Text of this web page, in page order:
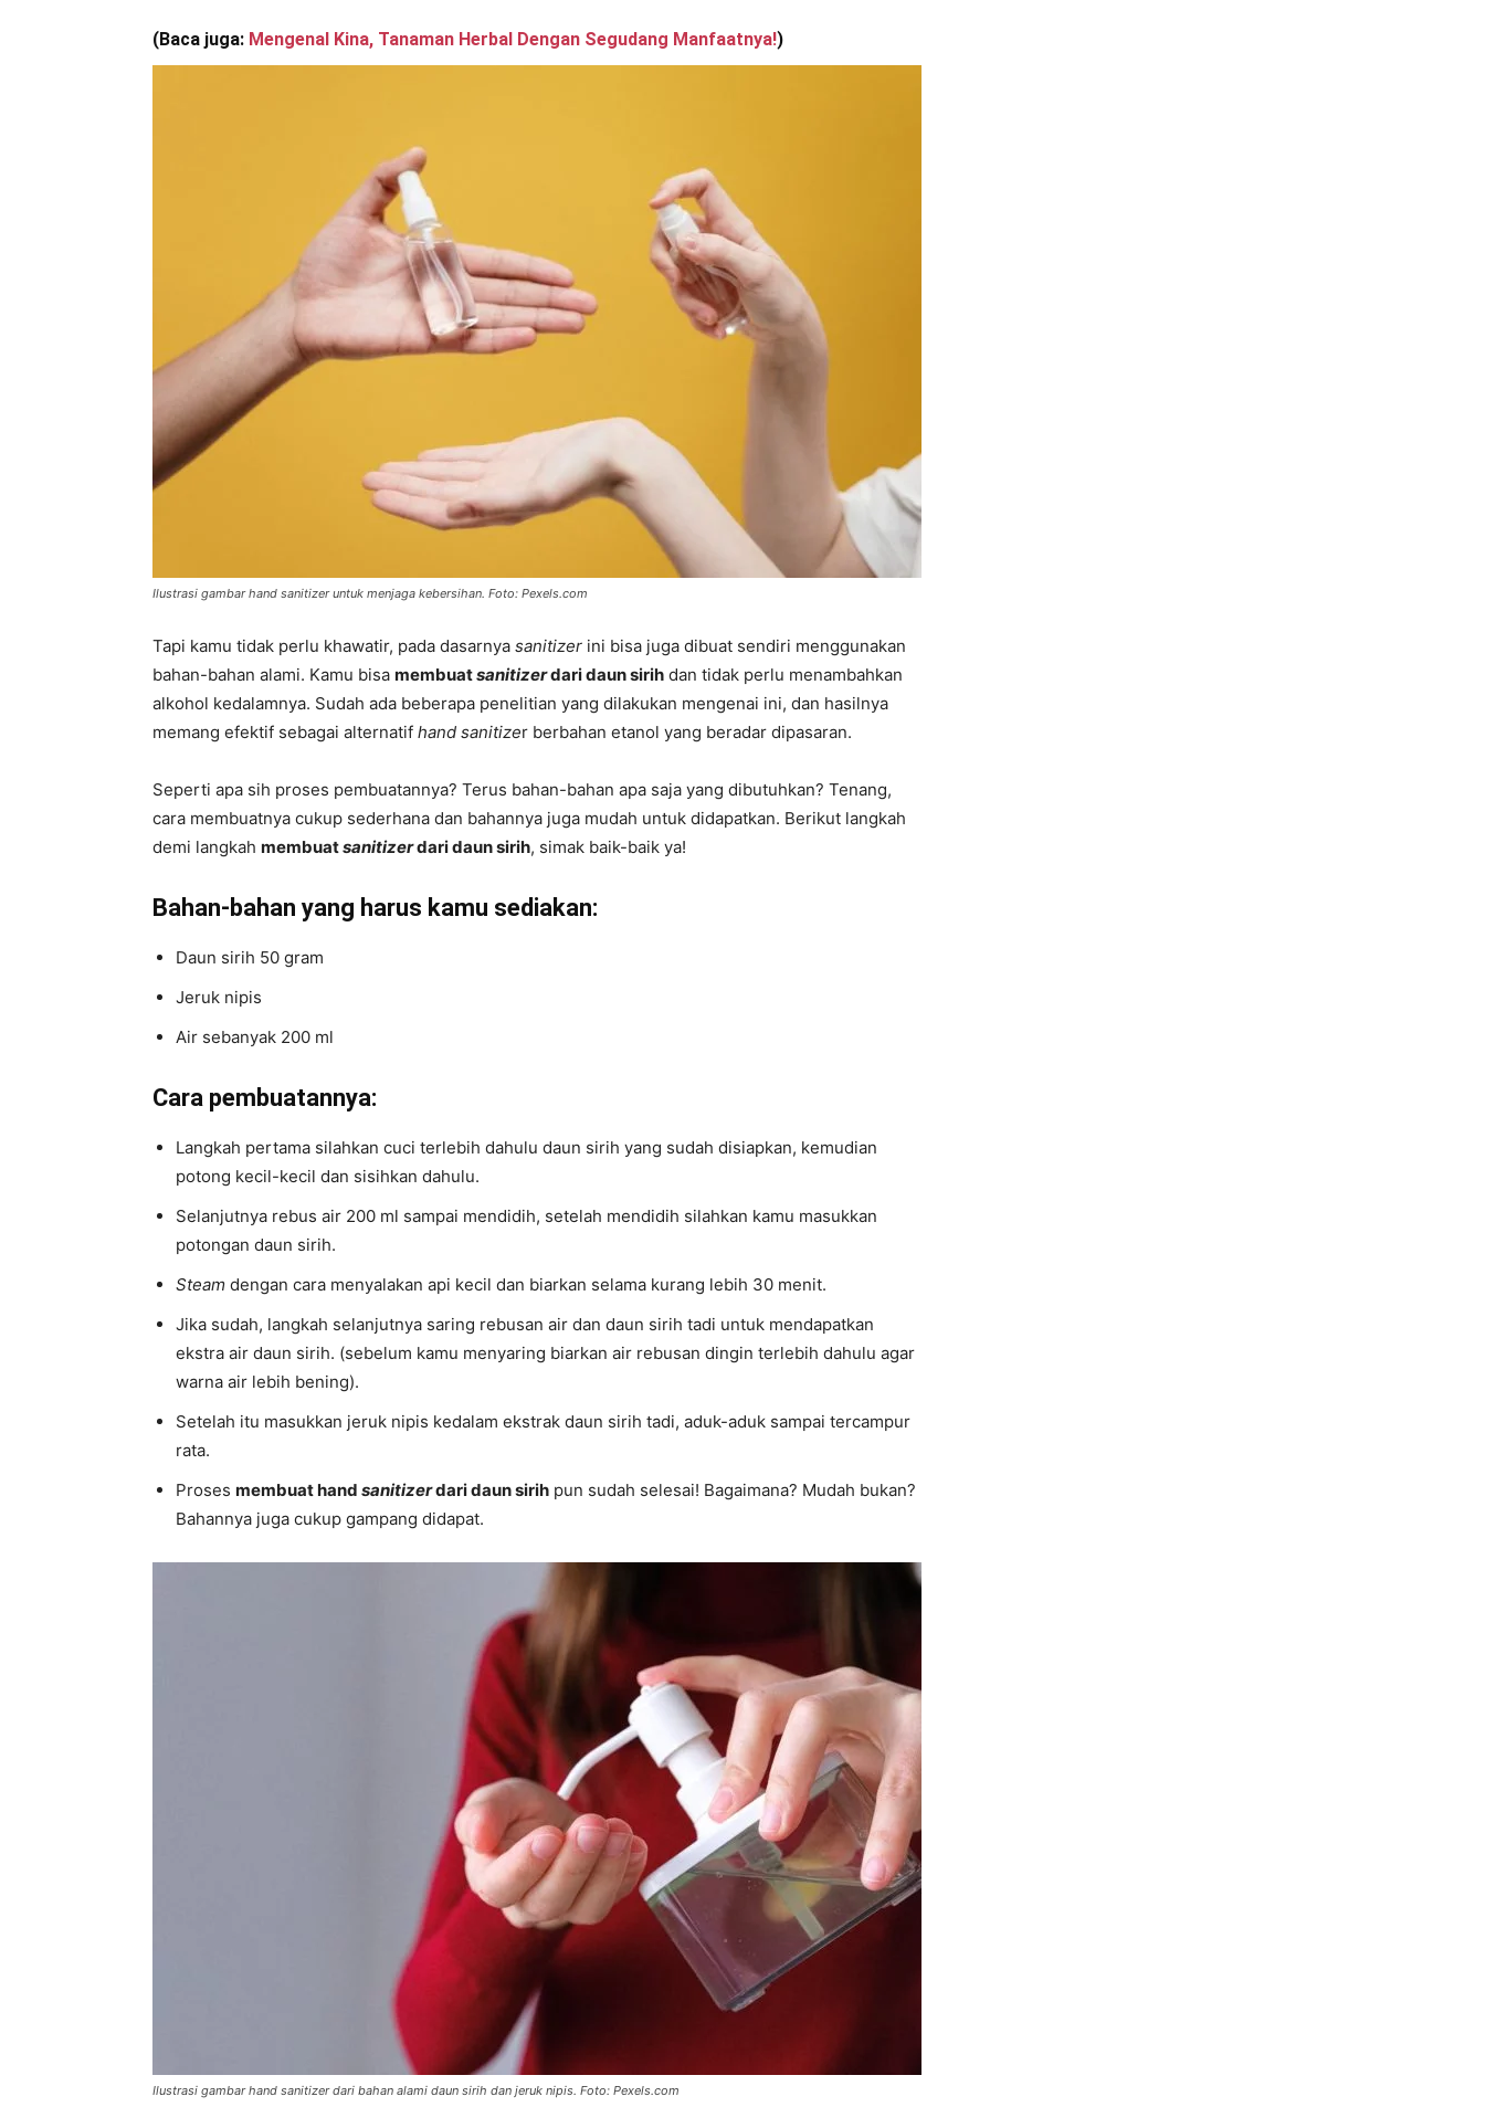
(Baca juga: Mengenal Kina, Tanaman Herbal Dengan Segudang Manfaatnya!)
Ilustrasi gambar hand sanitizer untuk menjaga kebersihan. Foto: Pexels.com
Tapi kamu tidak perlu khawatir, pada dasarnya sanitizer ini bisa juga dibuat sendiri menggunakan
bahan-bahan alami. Kamu bisa membuatsanitizerdari daun sirih dan tidak perlu menambahkan
alkohol kedalamnya. Sudah ada beberapa penelitian yang dilakukan mengenai ini, dan hasilnya
memang efektif sebagai alternatif hand sanitizer berbahan etanol yang beradar dipasaran.
Seperti apa sih proses pembuatannya? Terus bahan-bahan apa saja yang dibutuhkan? Tenang,
cara membuatnya cukup sederhana dan bahannya juga mudah untuk didapatkan. Berikut langkah
demi langkah membuatsanitizerdari daun sirih, simak baik-baik ya!
Bahan-bahan yang harus kamu sediakan:
Daun sirih 50 gram
Jeruk nipis
Air sebanyak 200 ml
Cara pembuatannya:
Langkah pertama silahkan cuci terlebih dahulu daun sirih yang sudah disiapkan, kemudian
potong kecil-kecil dan sisihkan dahulu.
Selanjutnya rebus air 200 ml sampai mendidih, setelah mendidih silahkan kamu masukkan
potongan daun sirih.
Steam dengan cara menyalakan api kecil dan biarkan selama kurang lebih 30 menit.
Jika sudah, langkah selanjutnya saring rebusan air dan daun sirih tadi untuk mendapatkan
ekstra air daun sirih. (sebelum kamu menyaring biarkan air rebusan dingin terlebih dahulu agar
warna air lebih bening).
Setelah itu masukkan jeruk nipis kedalam ekstrak daun sirih tadi, aduk-aduk sampai tercampur
rata.
Proses membuat hand sanitizerdari daun sirih pun sudah selesai! Bagaimana? Mudah bukan?
Bahannya juga cukup gampang didapat.
Ilustrasi gambar hand sanitizer dari bahan alami daun sirih dan jeruk nipis. Foto: Pexels.com